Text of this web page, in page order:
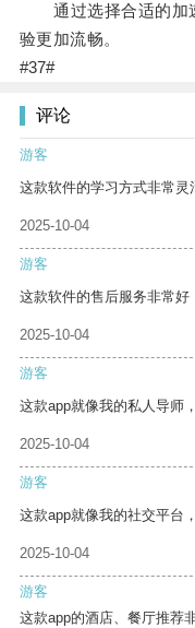
通过选择合适的加
验更加流畅。
#37#
评论
游客
这款软件的学习方式非常灵
2025-10-04
游客
这款软件的售后服务非常好
2025-10-04
游客
这款app就像我的私人导师
2025-10-04
游客
这款app就像我的社交平台
2025-10-04
游客
这款app的酒店、餐厅推荐